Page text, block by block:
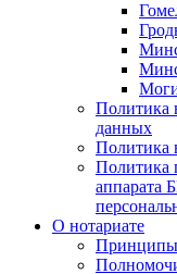
Политика
данных
Политика
Политика
аппарата
О нотариате
Принципы